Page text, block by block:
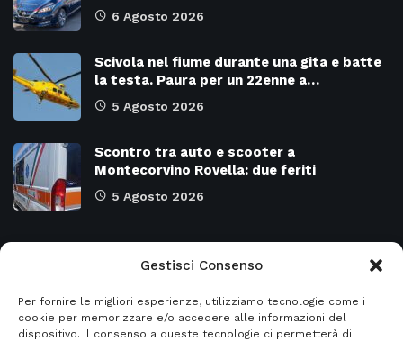
Gestisci Consenso
Per fornire le migliori esperienze, utilizziamo tecnologie come i
cookie per memorizzare e/o accedere alle informazioni del
dispositivo. Il consenso a queste tecnologie ci permetterà di
6 Agosto 2026
Scivola nel fiume durante una gita e batte
la testa. Paura per un 22enne a…
5 Agosto 2026
Scontro tra auto e scooter a
Montecorvino Rovella: due feriti
5 Agosto 2026
Attualità 8966
Cronaca 6472
SALERNO e Provincia 4128